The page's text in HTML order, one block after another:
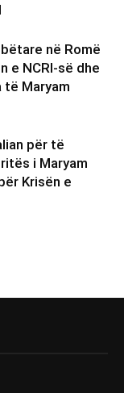
në Romë
e NCRI-së dhe
të Maryam
për të
i Maryam
Krisën e